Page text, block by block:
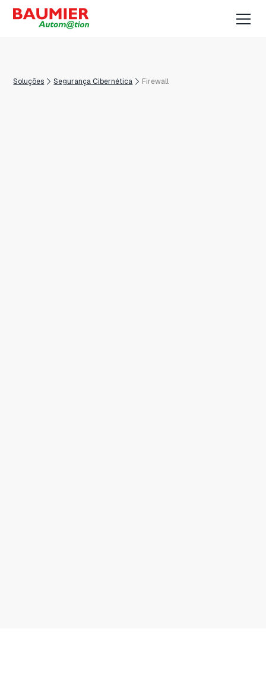
Soluções Segurança Cibernética Firewall